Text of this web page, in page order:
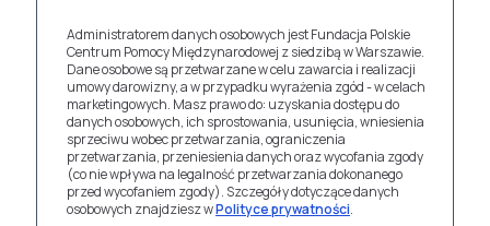
Administratorem danych osobowych jest Fundacja Polskie
Centrum Pomocy Międzynarodowej z siedzibą w Warszawie.
Dane osobowe są przetwarzane w celu zawarcia i realizacji
umowy darowizny, a w przypadku wyrażenia zgód - w celach
marketingowych. Masz prawo do: uzyskania dostępu do
danych osobowych, ich sprostowania, usunięcia, wniesienia
sprzeciwu wobec przetwarzania, ograniczenia
przetwarzania, przeniesienia danych oraz wycofania zgody
(co nie wpływa na legalność przetwarzania dokonanego
przed wycofaniem zgody). Szczegóły dotyczące danych
osobowych znajdziesz wPolityce prywatności.